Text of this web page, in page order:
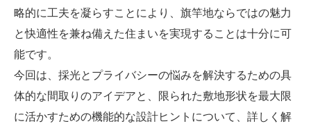
お客様の声
ブログ
会社案内
略的に工夫を凝らすことにより、旗竿地ならではの魅力
と快適性を兼ね備えた住まいを実現することは十分に可
能です。
今回は、採光とプライバシーの悩みを解決するための具
体的な間取りのアイデアと、限られた敷地形状を最大限
に活かすための機能的な設計ヒントについて、詳しく解